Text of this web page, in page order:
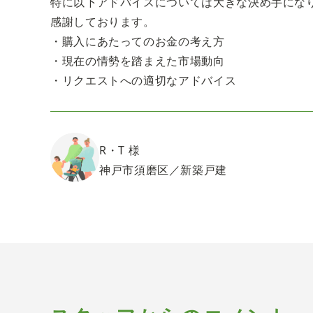
感謝しております。
・購入にあたってのお金の考え方
・現在の情勢を踏まえた市場動向
・リクエストへの適切なアドバイス
R・T 様
神戸市須磨区／新築戸建